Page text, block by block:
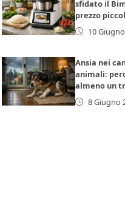
sfidato il
prezzo
10
Ansia nei
animali:
almeno un
8 Giugno